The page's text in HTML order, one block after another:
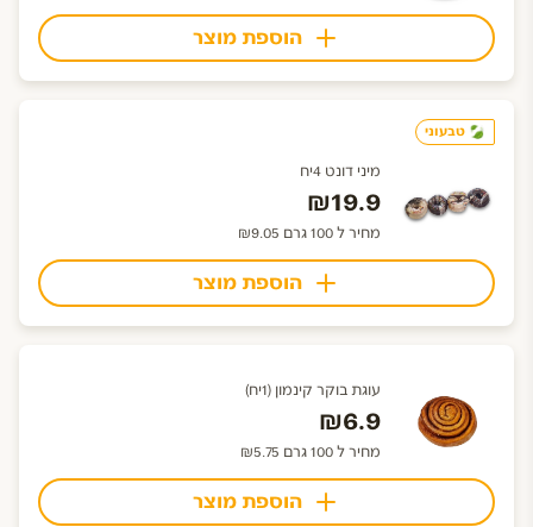
הוספת מוצר
טבעוני
מיני דונט 4יח
₪19.9
מחיר ל 100 גרם ₪9.05
הוספת מוצר
עוגת בוקר קינמון (1יח)
₪6.9
מחיר ל 100 גרם ₪5.75
הוספת מוצר